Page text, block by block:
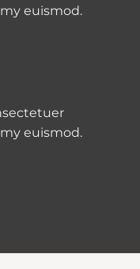
euismod.
euismod.